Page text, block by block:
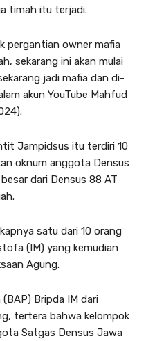
timah itu terjadi.
pergantian owner mafia
sekarang ini akan mulai
jadi mafia dan di-
akun YouTube Mahfud
Jampidsus itu terdiri 10
oknum anggota Densus
dari Densus 88 AT
satu dari 10 orang
(IM) yang kemudian
Agung.
Bripda IM dari
tertera bahwa kelompok
Satgas Densus Jawa